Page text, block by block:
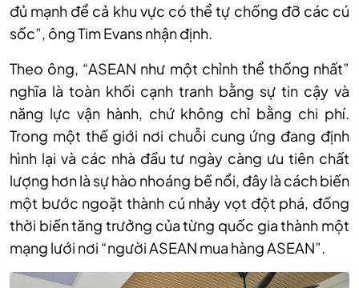
đủ mạnh để cả khu vực có thể tự chống đỡ các cú
sốc”, ông Tim Evans nhận định.
Theo ông, “ASEAN như một chỉnh thể thống nhất”
nghĩa là toàn khối cạnh tranh bằng sự tin cậy và
năng lực vận hành, chứ không chỉ bằng chi phí.
Trong một thế giới nơi chuỗi cung ứng đang định
hình lại và các nhà đầu tư ngày càng ưu tiên chất
lượng hơn là sự hào nhoáng bề nổi, đây là cách biến
một bước ngoặt thành cú nhảy vọt đột phá, đồng
thời biến tăng trưởng của từng quốc gia thành một
mạng lưới nơi “người ASEAN mua hàng ASEAN”.